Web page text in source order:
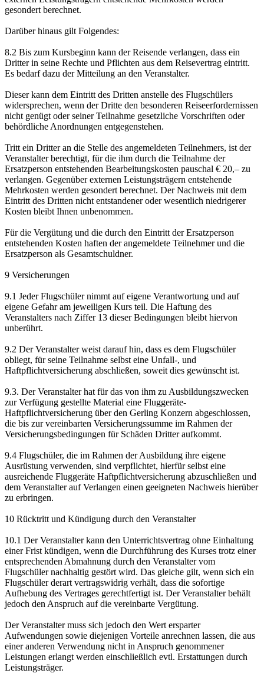
gesondert berechnet.
Darüber hinaus gilt Folgendes:
8.2 Bis zum Kursbeginn kann der Reisende verlangen, dass ein
Dritter in seine Rechte und Pflichten aus dem Reisevertrag eintritt.
Es bedarf dazu der Mitteilung an den Veranstalter.
Dieser kann dem Eintritt des Dritten anstelle des Flugschülers
widersprechen, wenn der Dritte den besonderen Reiseerfordernissen
nicht genügt oder seiner Teilnahme gesetzliche Vorschriften oder
behördliche Anordnungen entgegenstehen.
Tritt ein Dritter an die Stelle des angemeldeten Teilnehmers, ist der
Veranstalter berechtigt, für die ihm durch die Teilnahme der
Ersatzperson entstehenden Bearbeitungskosten pauschal € 20,– zu
verlangen. Gegenüber externen Leistungsträgern entstehende
Mehrkosten werden gesondert berechnet. Der Nachweis mit dem
Eintritt des Dritten nicht entstandener oder wesentlich niedrigerer
Kosten bleibt Ihnen unbenommen.
Für die Vergütung und die durch den Eintritt der Ersatzperson
entstehenden Kosten haften der angemeldete Teilnehmer und die
Ersatzperson als Gesamtschuldner.
9 Versicherungen
9.1 Jeder Flugschüler nimmt auf eigene Verantwortung und auf
eigene Gefahr am jeweiligen Kurs teil. Die Haftung des
Veranstalters nach Ziffer 13 dieser Bedingungen bleibt hiervon
unberührt.
9.2 Der Veranstalter weist darauf hin, dass es dem Flugschüler
obliegt, für seine Teilnahme selbst eine Unfall-, und
Haftpflichtversicherung abschließen, soweit dies gewünscht ist.
9.3. Der Veranstalter hat für das von ihm zu Ausbildungszwecken
zur Verfügung gestellte Material eine Fluggeräte-
Haftpflichtversicherung über den Gerling Konzern abgeschlossen,
die bis zur vereinbarten Versicherungssumme im Rahmen der
Versicherungsbedingungen für Schäden Dritter aufkommt.
9.4 Flugschüler, die im Rahmen der Ausbildung ihre eigene
Ausrüstung verwenden, sind verpflichtet, hierfür selbst eine
ausreichende Fluggeräte Haftpflichtversicherung abzuschließen und
dem Veranstalter auf Verlangen einen geeigneten Nachweis hierüber
zu erbringen.
10 Rücktritt und Kündigung durch den Veranstalter
10.1 Der Veranstalter kann den Unterrichtsvertrag ohne Einhaltung
einer Frist kündigen, wenn die Durchführung des Kurses trotz einer
entsprechenden Abmahnung durch den Veranstalter vom
Flugschüler nachhaltig gestört wird. Das gleiche gilt, wenn sich ein
Flugschüler derart vertragswidrig verhält, dass die sofortige
Aufhebung des Vertrages gerechtfertigt ist. Der Veranstalter behält
jedoch den Anspruch auf die vereinbarte Vergütung.
Der Veranstalter muss sich jedoch den Wert ersparter
Aufwendungen sowie diejenigen Vorteile anrechnen lassen, die aus
einer anderen Verwendung nicht in Anspruch genommener
Leistungen erlangt werden einschließlich evtl. Erstattungen durch
Leistungsträger.